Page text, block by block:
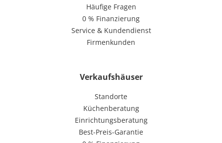
Häufige Fragen
0 % Finanzierung
Service & Kundendienst
Firmenkunden
Verkaufshäuser
Standorte
Küchenberatung
Einrichtungsberatung
Best-Preis-Garantie